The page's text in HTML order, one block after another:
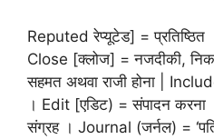
Reputed रेप्यूटेड] = प्रतिष्ठित
Close [क्लोज] = नजदीकी,
सहमत अथवा राजी होना |
। Edit [एडिट) = संपादन
संग्रह । Journal (जर्नल) =